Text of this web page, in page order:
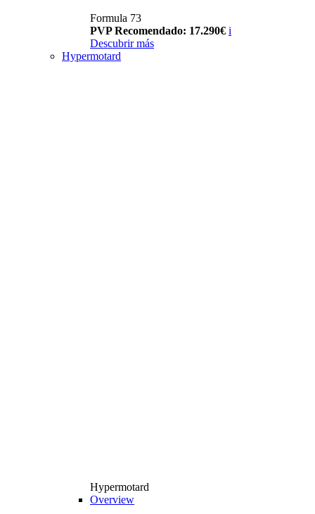
Formula 73
PVP Recomendado: 17.290€ i
Descubrir más
Hypermotard
Hypermotard
Overview